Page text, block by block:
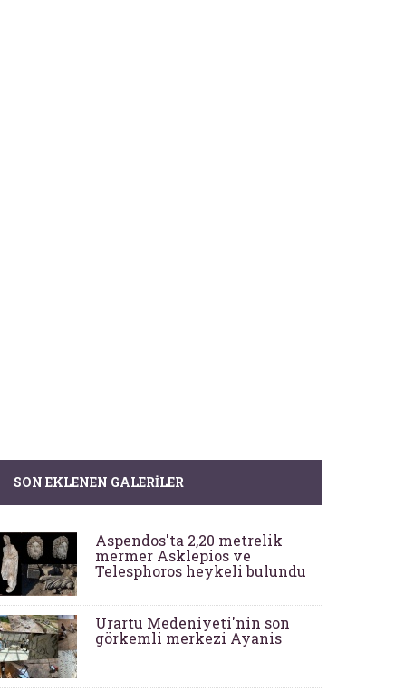
SON EKLENEN GALERILER
Aspendos'ta 2,20 metrelik
mermer Asklepios ve
Telesphoros heykeli bulundu
Urartu Medeniyeti'nin son
görkemli merkezi Ayanis